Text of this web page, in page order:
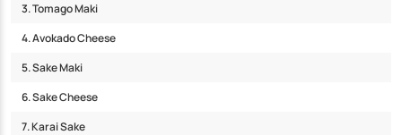
3. Tomago Maki
4. Avokado Cheese
5. Sake Maki
6. Sake Cheese
7. Karai Sake